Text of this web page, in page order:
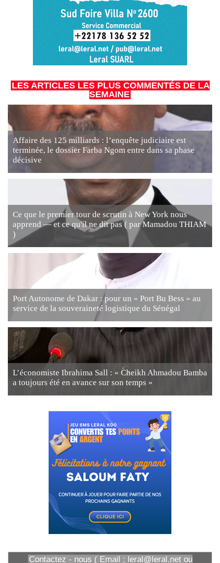
LES ARTICLES LES PLUS COMMENTÉS DE LA
SEMAINE
Affaire des 125 milliards : l’enquête judiciaire est
terminée, le dossier Farba Ngom entre dans sa phase
décisive
Ce que le premier tour de scrutin à New York nous
apprend — et ce qu'il ne dit pas ( par Mamadou THIAM
)
Port Autonome de Dakar : pour un « Port Bu Bess » au
service de la souveraineté logistique du Sénégal
L’économiste Ibrahima Sall : « Cheikh Ahmadou Bamba
a toujours été en avance sur son temps »
Contactez - nous ( Email : leral@leral.net ou